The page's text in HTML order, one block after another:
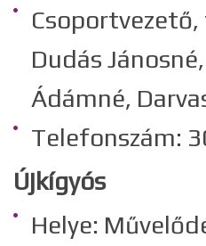
Dudás
Ádámné,
Telefonszám:
Újkígyós
Helye: